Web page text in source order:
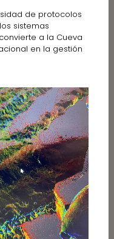
de protocolos
sistemas
a la Cueva
en la gestión